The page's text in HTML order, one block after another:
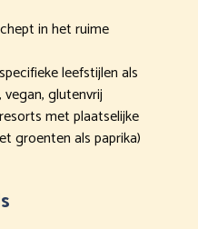
in het ruime
leefstijlen als
glutenvrij
met plaatselijke
groenten als paprika)